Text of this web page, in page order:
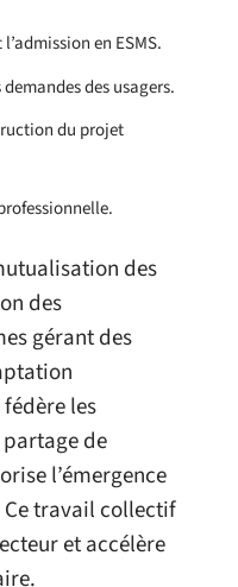
en ESMS.
des usagers.
du projet
des
des
gérant des
les
de
l’émergence
travail collectif
et accélère